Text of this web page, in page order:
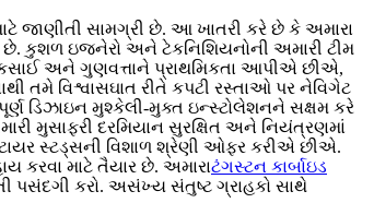
જાણીતી સામગ્રી છે. આ ખાતરી કરે છે કે અમારા
કુશળ ઇજનેરો અને ટેકનિશિયનોની અમારી ટીમ
અને ગુણવત્તાને પ્રાથમિકતા આપીએ છીએ,
તમે વિશ્વાસઘાત રીતે કપટી રસ્તાઓ પર નેવિગેટ
ડિઝાઇન મુશ્કેલી-મુક્ત ઇન્સ્ટોલેશનને સક્ષમ કરે
મુસાફરી દરમિયાન સુરક્ષિત અને નિયંત્રણમાં
સ્ટડ્સની વિશાળ શ્રેણી ઓફર કરીએ છીએ.
કરવા માટે તૈયાર છે. અમારાટંગસ્ટન કાર્બાઇડ
પસંદગી કરો. અસંખ્ય સંતુષ્ટ ગ્રાહકો સાથે